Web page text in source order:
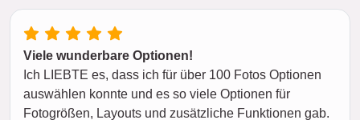
Viele wunderbare Optionen!
Ich LIEBTE es, dass ich für über 100 Fotos Optionen
auswählen konnte und es so viele Optionen für
Fotogrößen, Layouts und zusätzliche Funktionen gab.